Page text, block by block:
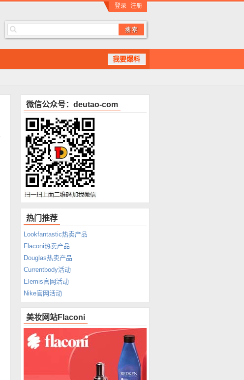
登录 注册
我要爆料
微信公众号：deutao-com
热门推荐
Lookfantastic热卖产品
Flaconi热卖产品
Douglas热卖产品
Currentbody活动
Elemis官网活动
Nike官网活动
美妆网站Flaconi